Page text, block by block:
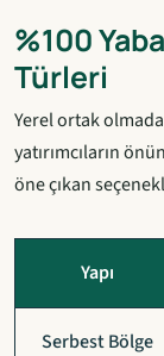
%100
Türleri
Yerel ortak
yatırımcıların
öne çıkan
Yapı
Serbest Bölge